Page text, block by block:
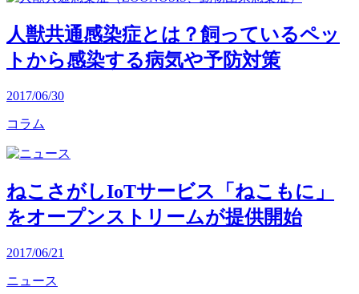
人獣共通感染症とは？飼っているペッ
トから感染する病気や予防対策
2017/06/30
コラム
ねこさがしIoTサービス「ねこもに」
をオープンストリームが提供開始
2017/06/21
ニュース